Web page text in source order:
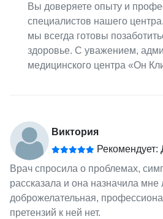
Вы доверяете опыту и
специалистов нашего
мы всегда готовы
здоровье. С уважением,
медицинского центра «Он
Виктория
Рекомендует:
Врач спросила о проблемах,
рассказала и она назначила мне
доброжелательная,
претензий к ней нет.